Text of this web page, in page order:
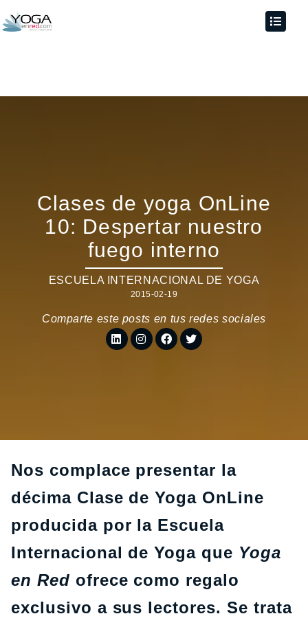
Clases de yoga OnLine
10: Despertar nuestro
fuego interno
ESCUELA INTERNACIONAL DE YOGA
2015-02-19
Comparte este posts en tus redes sociales
Nos complace presentar la
décima Clase de Yoga OnLine
producida por la Escuela
Internacional de Yoga que Yoga
en Red ofrece como regalo
exclusivo a sus lectores. Se trata